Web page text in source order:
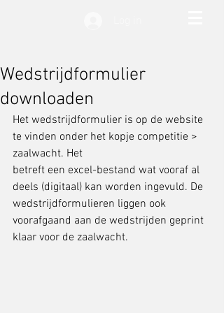
Wedstrijdformulier
downloaden
Het wedstrijdformulier is op de website
te vinden onder het kopje competitie >
zaalwacht. Het
betreft een excel-bestand wat vooraf al
deels (digitaal) kan worden ingevuld. De
wedstrijdformulieren liggen ook
voorafgaand aan de wedstrijden geprint
klaar voor de zaalwacht.